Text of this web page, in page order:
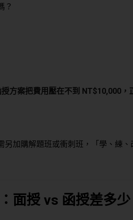
？
方案把費用壓在不到 NT$10,000，
加購解題班或衝刺班，「學、練、
面授 vs 函授差多少